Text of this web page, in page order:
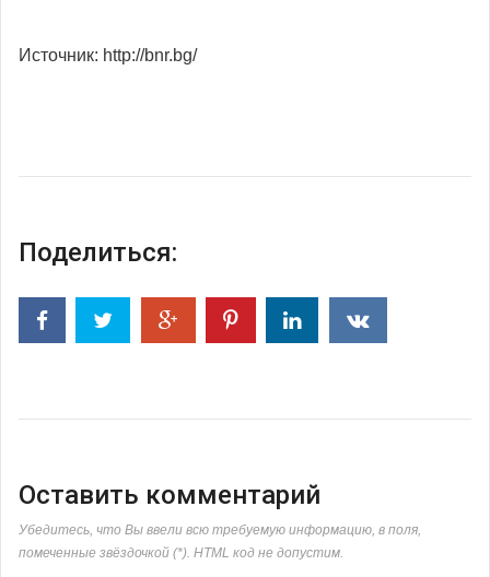
Источник: http://bnr.bg/
Поделиться:
Оставить комментарий
Убедитесь, что Вы ввели всю требуемую информацию, в поля,
помеченные звёздочкой (*). HTML код не допустим.